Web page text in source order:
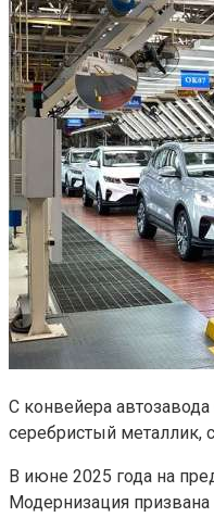
С конвейера
серебристый металлик,
В июне 2025 года на
Модернизация